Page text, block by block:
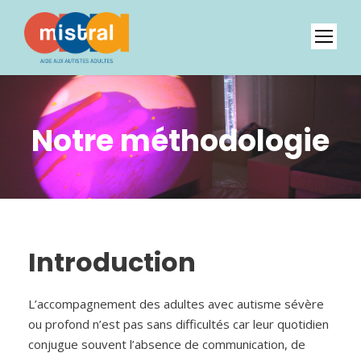
Notre méthodologie
Introduction
L’accompagnement des adultes avec autisme sévère
ou profond n’est pas sans difficultés car leur quotidien
conjugue souvent l’absence de communication, de